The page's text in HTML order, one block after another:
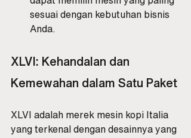
sesuai dengan kebutuhan bisnis
Anda.
XLVI: Kehandalan dan
Kemewahan dalam Satu Paket
XLVI adalah merek mesin kopi Italia
yang terkenal dengan desainnya yang